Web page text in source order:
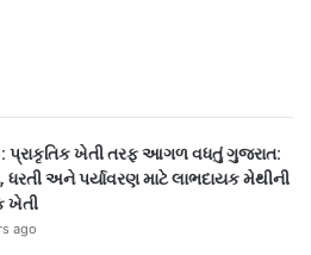
પ્રાકૃતિક ખેતી તરફ આગળ વધતું ગુજરાત:
અને પર્યાવરણ માટે લાભદાયક મેથીની
ખેતી
ago